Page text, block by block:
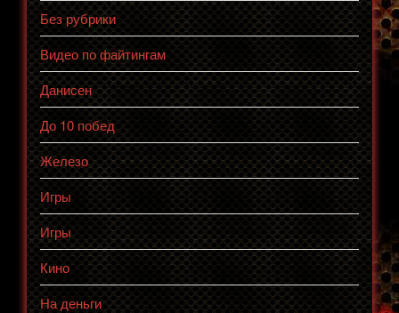
Без рубрики
Видео по файтингам
Данисен
До 10 побед
Железо
Игры
Игры
Кино
На деньги